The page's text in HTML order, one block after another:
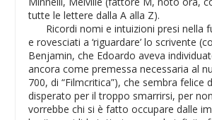
tutte le lettere dalla A alla Z).
Ricordi nomi e intuizioni presi nella
e rovesciati a ‘riguardare’ lo scrivente
Benjamin, che Edoardo aveva
ancora come premessa necessaria al
700, di “Filmcritica”), che sembra felice
disperato per il troppo smarrirsi, per
vorrebbe chi si è fatto occupare dalle